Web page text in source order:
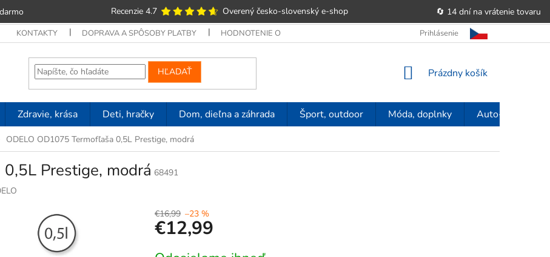
Recenzie 4.7 Overený česko-slovenský e‑shop
🔄 14 dní na vrátenie tovaru
KONTAKTY DOPRAVA A SPÔSOBY PLATBY HODNOTENIE OBCHODU OBCHODNÉ PODMIENKY POUČENIE O PRÁVE
Prihlásenie
HĽADAŤ
NÁKUPNÝ
Prázdny košík
Zdravie, krása Deti, hračky Dom, dieľna a záhrada Šport, outdoor Móda, doplnky Auto-moto
ODELO OD1075 Termofľaša 0,5L Prestige, modrá
Prestige, modrá 68491
€16,99 –23 %
€12,99